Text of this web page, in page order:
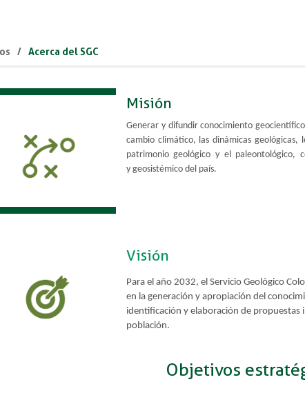
Acerca del SGC
Misión
Generar y difundir conocimiento
cambio climático, las dinámicas geológicas,
patrimonio geológico y el
y geosistémico del país.
Visión​​
Para el año 2032, el Servicio Geológico
en la generación y apropiación del
identificación y elaboración de
población.
Objetivos